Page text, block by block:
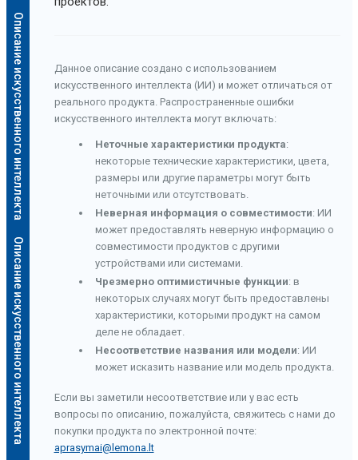
Описание искусственного интеллекта
Описание искусственного интеллекта
Данное описание создано с использованием
искусственного интеллекта (ИИ) и может отличаться от
реального продукта. Распространенные ошибки
искусственного интеллекта могут включать:
Неточные характеристики продукта:
некоторые технические характеристики, цвета,
размеры или другие параметры могут быть
неточными или отсутствовать.
Неверная информация о совместимости: ИИ
может предоставлять неверную информацию о
совместимости продуктов с другими
устройствами или системами.
Чрезмерно оптимистичные функции: в
некоторых случаях могут быть предоставлены
характеристики, которыми продукт на самом
деле не обладает.
Несоответствие названия или модели: ИИ
может исказить название или модель продукта.
Если вы заметили несоответствие или у вас есть
вопросы по описанию, пожалуйста, свяжитесь с нами до
покупки продукта по электронной почте:
aprasymai@lemona.lt